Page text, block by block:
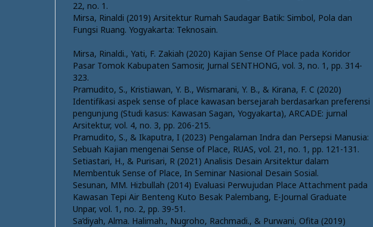
22, no. 1.
Mirsa, Rinaldi (2019) Arsitektur Rumah Saudagar Batik: Simbol, Pola dan
Fungsi Ruang. Yogyakarta: Teknosain.
Mirsa, Rinaldi., Yati, F. Zakiah (2020) Kajian Sense Of Place pada Koridor
Pasar Tomok Kabupaten Samosir, Jurnal SENTHONG, vol. 3, no. 1, pp. 314-
323.
Pramudito, S., Kristiawan, Y. B., Wismarani, Y. B., & Kirana, F. C (2020)
Identifikasi aspek sense of place kawasan bersejarah berdasarkan preferensi
pengunjung (Studi kasus: Kawasan Sagan, Yogyakarta), ARCADE: jurnal
Arsitektur, vol. 4, no. 3, pp. 206-215.
Pramudito, S., & Ikaputra, I (2023) Pengalaman Indra dan Persepsi Manusia:
Sebuah Kajian mengenai Sense of Place, RUAS, vol. 21, no. 1, pp. 121-131.
Setiastari, H., & Purisari, R (2021) Analisis Desain Arsitektur dalam
Membentuk Sense of Place, In Seminar Nasional Desain Sosial.
Sesunan, MM. Hizbullah (2014) Evaluasi Perwujudan Place Attachment pada
Kawasan Tepi Air Benteng Kuto Besak Palembang, E-Journal Graduate
Unpar, vol. 1, no. 2, pp. 39-51.
Sa’diyah, Alma. Halimah., Nugroho, Rachmadi., & Purwani, Ofita (2019)